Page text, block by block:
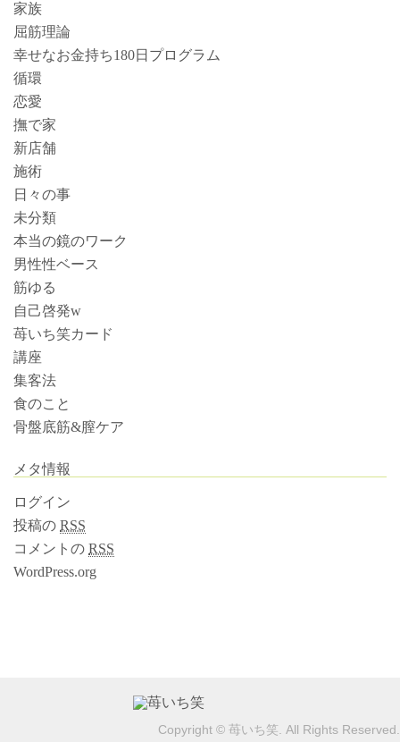
家族
屈筋理論
幸せなお金持ち180日プログラム
循環
恋愛
撫で家
新店舗
施術
日々の事
未分類
本当の鏡のワーク
男性性ベース
筋ゆる
自己啓発w
苺いち笑カード
講座
集客法
食のこと
骨盤底筋&膣ケア
メタ情報
ログイン
投稿の RSS
コメントの RSS
WordPress.org
Copyright © 苺いち笑. All Rights Reserved.